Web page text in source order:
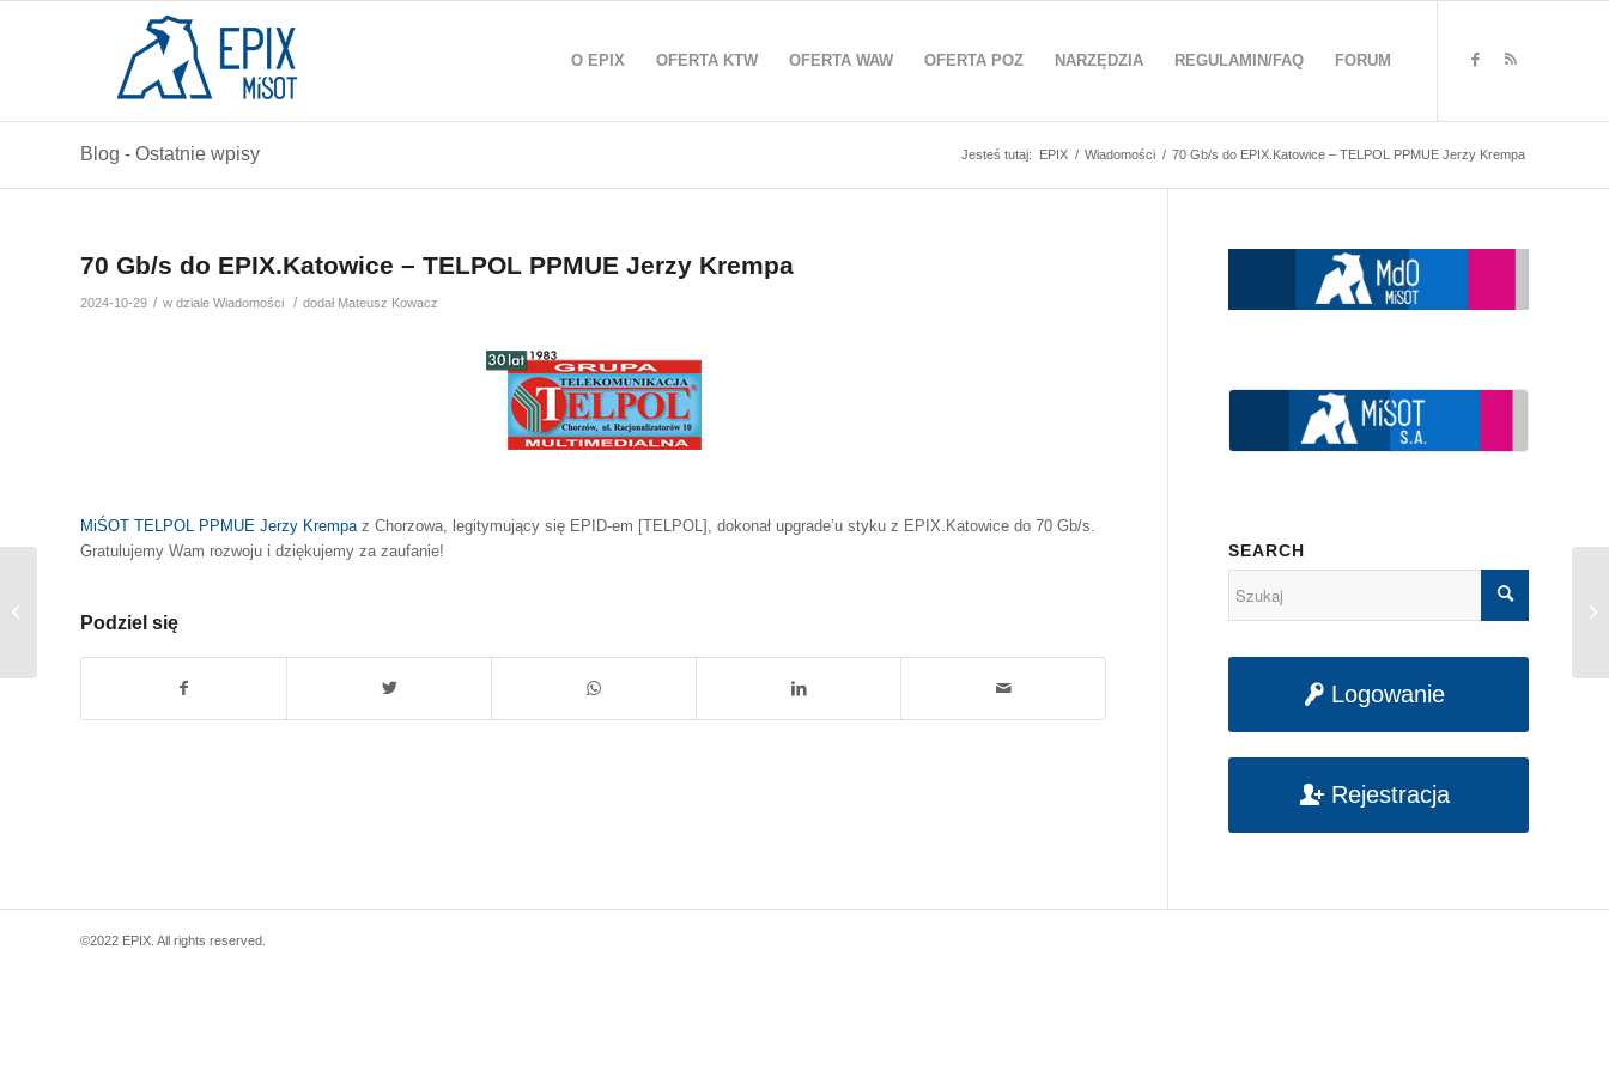
O EPIX OFERTA KTW OFERTA WAW OFERTA POZ NARZĘDZIA REGULAMIN/FAQ FORUM
Blog - Ostatnie wpisy Jesteś tutaj: EPIX / Wiadomości / 70 Gb/s do EPIX.Katowice – TELPOL PPMUE Jerzy Krempa
70 Gb/s do EPIX.Katowice – TELPOL PPMUE Jerzy Krempa
2024-10-29 / w dziale Wiadomości / dodał Mateusz Kowacz
MiŚOT TELPOL PPMUE Jerzy Krempaz Chorzowa, legitymujący się EPID-em [TELPOL], dokonał upgrade’u styku z EPIX.Katowice do 70 Gb/s.
Gratulujemy Wam rozwoju i dziękujemy za zaufanie!
Podziel się
SEARCH
Logowanie
Rejestracja
©2022 EPIX. All rights reserved.
Poszukiwane łącza – Głogów